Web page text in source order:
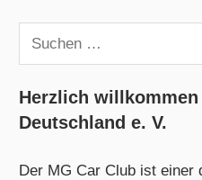
Suchen
nach:
Herzlich
Deutschland e. V.
Der MG Car Club ist einer